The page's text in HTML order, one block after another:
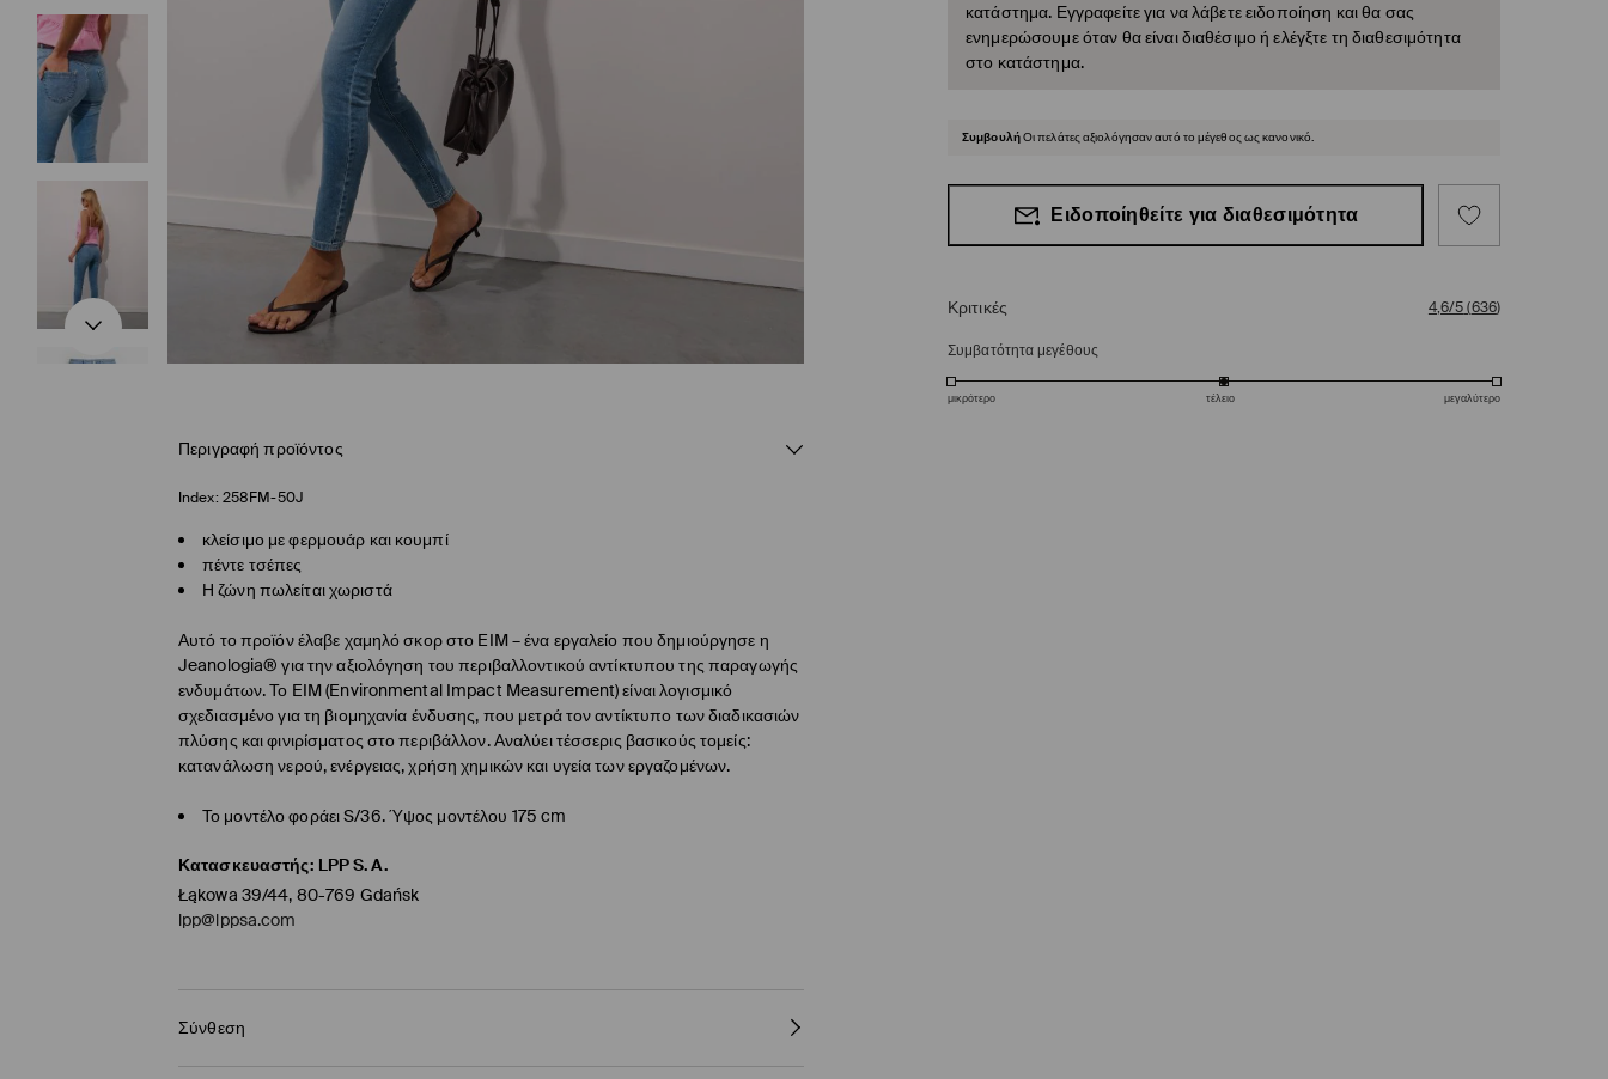
κατάστημα. Εγγραφείτε για να λάβετε ειδοποίηση και θα σας
ενημερώσουμε όταν θα είναι διαθέσιμο ή ελέγξτε τη διαθεσιμότητα
στο κατάστημα.
ΣυμβουλήΟι πελάτες αξιολόγησαν αυτό το μέγεθος ως κανονικό.
Ειδοποίηθείτε για διαθεσιμότητα
Κριτικές 4,6/5(636)
Συμβατότητα μεγέθους
μικρότερο τέλειο μεγαλύτερο
Περιγραφή προϊόντος
Index: 258FM-50J
κλείσιμο με φερμουάρ και κουμπί
πέντε τσέπες
Η ζώνη πωλείται χωριστά
Αυτό το προϊόν έλαβε χαμηλό σκορ στο EIM – ένα εργαλείο που δημιούργησε η
Jeanologia® για την αξιολόγηση του περιβαλλοντικού αντίκτυπου της παραγωγής
ενδυμάτων. Το EIM (Environmental Impact Measurement) είναι λογισμικό
σχεδιασμένο για τη βιομηχανία ένδυσης, που μετρά τον αντίκτυπο των διαδικασιών
πλύσης και φινιρίσματος στο περιβάλλον. Αναλύει τέσσερις βασικούς τομείς:
κατανάλωση νερού, ενέργειας, χρήση χημικών και υγεία των εργαζομένων.
Το μοντέλο φοράει S/36. Ύψος μοντέλου 175 cm
Κατασκευαστής: LPP S.A.
Łąkowa 39/44, 80-769 Gdańsk
lpp@lppsa.com
Σύνθεση